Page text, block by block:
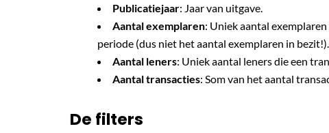
Publicatiejaar: Jaar van uitgave.
Aantal exemplaren: Uniek aantal
periode (dus niet het aantal exemplaren in bezit!).
Aantal leners: Uniek aantal leners die een
Aantal transacties: Som van het aantal
De filters